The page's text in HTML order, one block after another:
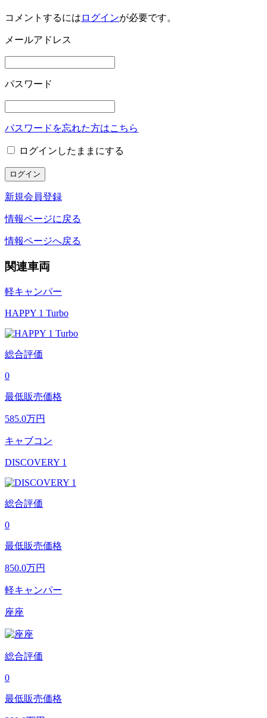
コメントするには ログインが必要です。
メールアドレス
パスワード
パスワードを忘れた方はこちら
ログインしたままにする
新規会員登録
情報ページに戻る
情報ページへ戻る
関連車両
軽キャンパー
HAPPY 1 Turbo
総合評価
0
最低販売価格
585.0万円
キャブコン
DISCOVERY 1
総合評価
0
最低販売価格
850.0万円
軽キャンパー
座座
総合評価
0
最低販売価格